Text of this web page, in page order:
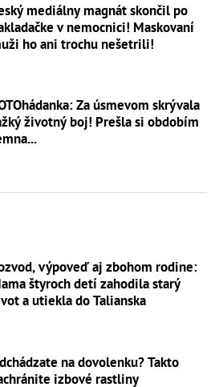
mediálny magnát skončil po
v nemocnici! Maskovaní
ho ani trochu nešetrili!
Za úsmevom skrývala
životný boj! Prešla si obdobím
výpoveď aj zbohom rodine:
štyroch detí zahodila starý
a utiekla do Talianska
na dovolenku? Takto
izbové rastliny